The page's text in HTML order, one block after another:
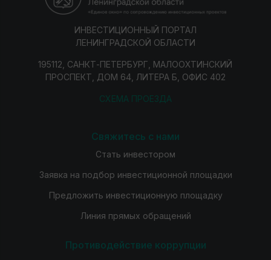
ИНВЕСТИЦИОННЫЙ ПОРТАЛ
ЛЕНИНГРАДСКОЙ ОБЛАСТИ
195112, САНКТ-ПЕТЕРБУРГ, МАЛООХТИНСКИЙ
ПРОСПЕКТ, ДОМ 64, ЛИТЕРА Б, ОФИС 402
СХЕМА ПРОЕЗДА
Свяжитесь с нами
Стать инвестором
Заявка на подбор инвестиционной площадки
Предложить инвестиционную площадку
Линия прямых обращений
Противодействие коррупции